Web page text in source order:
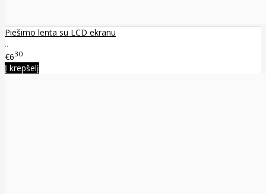
Piešimo lenta su LCD ekranu
..
€630
Į krepšelį